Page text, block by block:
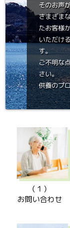
そのお声
さまざま
たお客様
いただけ
す。
ご不明な
さい。
供養のプ
（１）
お問い合わせ